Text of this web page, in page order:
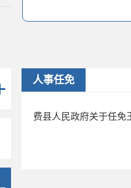
人事任免
费县人民政府关于任免